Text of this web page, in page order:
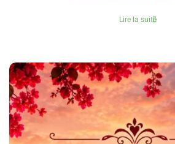
Lire la suite